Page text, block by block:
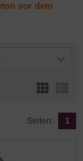
vor dem
Seiten: 1